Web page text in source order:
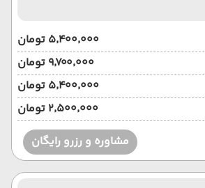
۵٬۴۰۰٬۰۰۰ تومان
۹٬۷۰۰٬۰۰۰ تومان
۵٬۴۰۰٬۰۰۰ تومان
۲٬۵۰۰٬۰۰۰ تومان
مشاوره و رزرو رایگان